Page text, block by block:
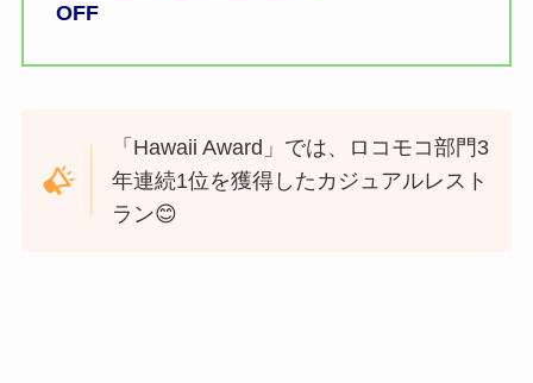
OFF
「Hawaii Award」では、ロコモコ部門3
年連続1位を獲得したカジュアルレスト
ラン😊